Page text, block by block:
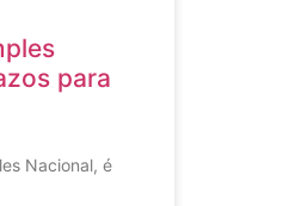
para
Nacional, é